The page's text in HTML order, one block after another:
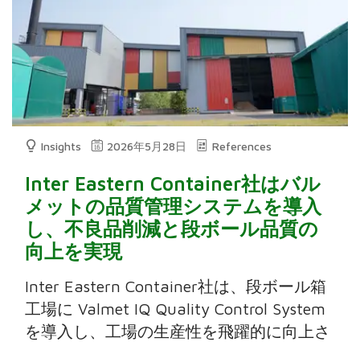
Insights 2026年5月28日 References
Inter Eastern Container社はバル
メットの品質管理システムを導入
し、不良品削減と段ボール品質の
向上を実現
Inter Eastern Container社は、段ボール箱
工場に Valmet IQ Quality Control System
を導入し、工場の生産性を飛躍的に向上さ